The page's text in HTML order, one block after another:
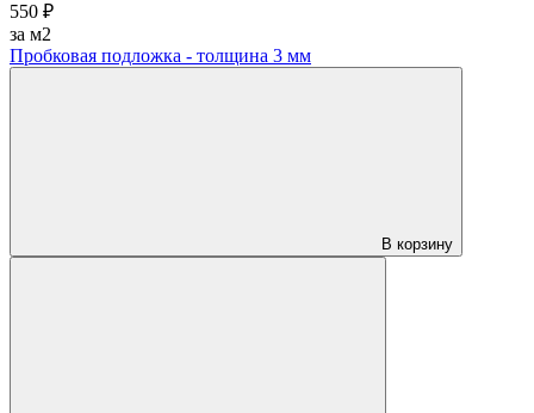
550 ₽
за м2
Пробковая подложка - толщина 3 мм
В корзину